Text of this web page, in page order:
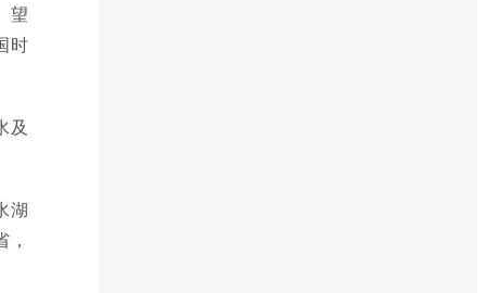
望
时
及
湖